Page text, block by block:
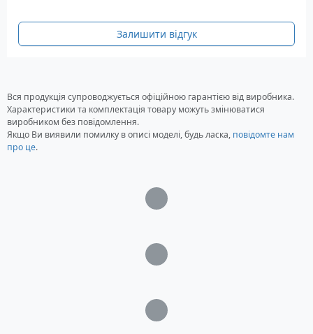
допомогою Huawei Dongle
Система управління FusionSolar Smart PV
Характеристики
Тип інвертора: сонячний, мережевий
Потужність: 5 кВт, максимально 5.5 кВт
Кількість фаз: 1 фаза
Максимальна напруга холостого ходу
Вхідна напруга: 2 х DC PV-input
Напруга на виході: 230 Вольт, 3W/N/PE
Інтерфейси підключення: RS-485, Wi-Fi, USB
Максимальний ККД: 98.4%
Залишити відгук
Вся продукція супроводжується офіційною гарантією від виробника.
Характеристики та комплектація товару можуть змінюватися
виробником без повідомлення.
Якщо Ви виявили помилку в описі моделі, будь ласка, повідомте нам
про це.
Загрузка...
Загрузка...
Загрузка...